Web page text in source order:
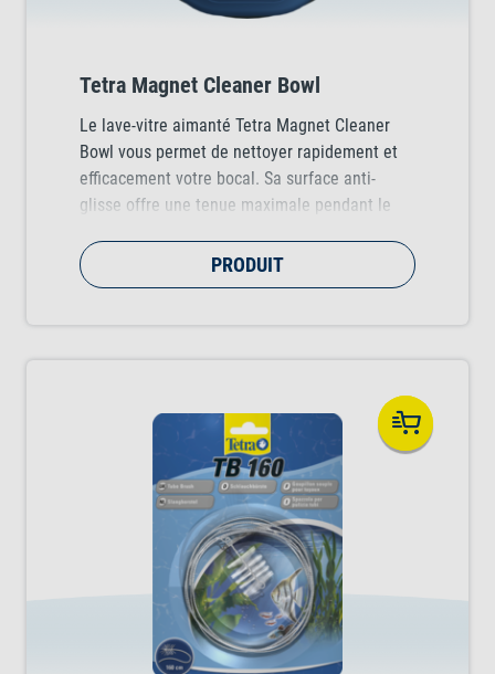
Tetra Magnet Cleaner Bowl
Le lave-vitre aimanté Tetra Magnet Cleaner
Bowl vous permet de nettoyer rapidement et
efficacement votre bocal. Sa surface anti-
glisse offre une tenue maximale pendant le
permet de le tenir confortablement dans la
main.
PRODUIT